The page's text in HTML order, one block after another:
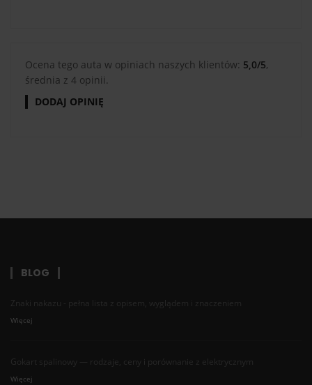
Ocena tego auta w opiniach naszych klientów: 5,0/5,
średnia z 4 opinii.
DODAJ OPINIĘ
BLOG
Znaki nakazu - pełna lista z opisem, wyglądem i znaczeniem
Więcej
Gokart spalinowy — rodzaje, ceny i porównanie z elektrycznym
Więcej